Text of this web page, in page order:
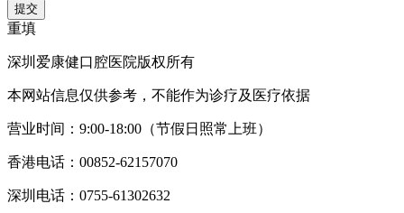
提交
重填
深圳爱康健口腔医院版权所有
本网站信息仅供参考，不能作为诊疗及医疗依据
营业时间：9:00-18:00（节假日照常上班）
香港电话：00852-62157070
深圳电话：0755-61302632